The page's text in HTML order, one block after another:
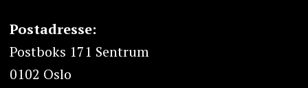
Postadresse:
Postboks 171 Sentrum
0102 Oslo